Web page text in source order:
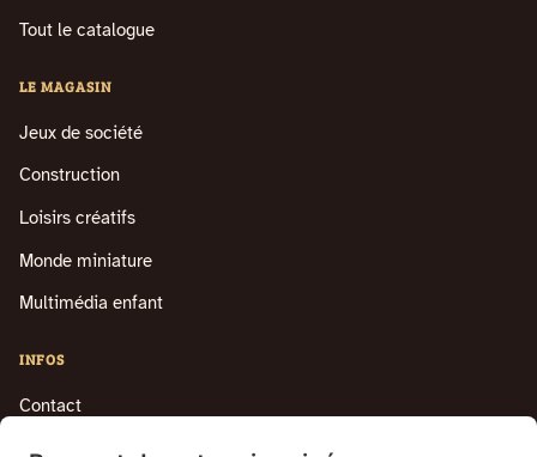
Tout le catalogue
LE MAGASIN
Jeux de société
Construction
Loisirs créatifs
Monde miniature
Multimédia enfant
INFOS
Contact
Mentions légales